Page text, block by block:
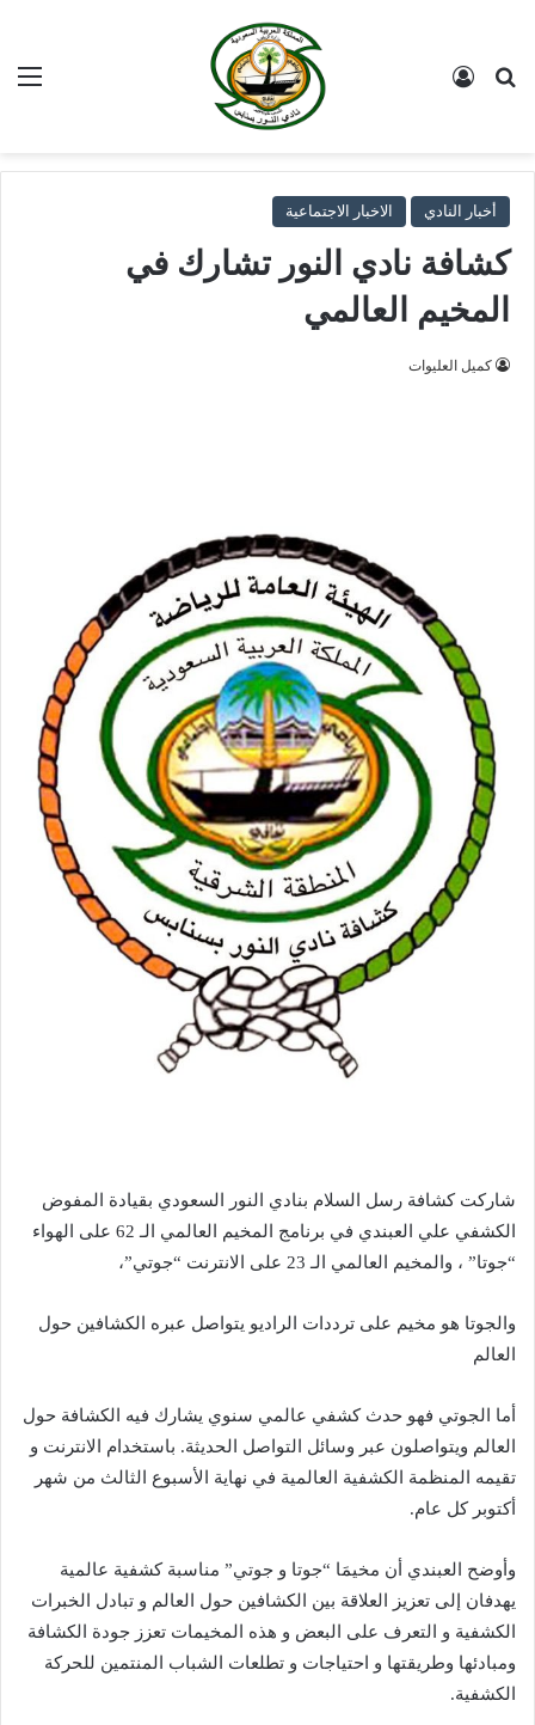
بحث عن
أخبار النادي الاخبار الاجتماعية
كشافة نادي النور تشارك في
المخيم العالمي
كميل العليوات
شاركت كشافة رسل السلام بنادي النور السعودي بقيادة المفوض
الكشفي علي العبندي في برنامج المخيم العالمي الـ 62 على الهواء
“جوتا” ، والمخيم العالمي الـ 23 على الانترنت “جوتي”،
والجوتا هو مخيم على ترددات الراديو يتواصل عبره الكشافين حول
العالم
أما الجوتي فهو حدث كشفي عالمي سنوي يشارك فيه الكشافة حول
العالم ويتواصلون عبر وسائل التواصل الحديثة. باستخدام الانترنت و
تقيمه المنظمة الكشفية العالمية في نهاية الأسبوع الثالث من شهر
أكتوبر كل عام.
وأوضح العبندي أن مخيمَا “جوتا و جوتي” مناسبة كشفية عالمية
يهدفان إلى تعزيز العلاقة بين الكشافين حول العالم و تبادل الخبرات
الكشفية و التعرف على البعض و هذه المخيمات تعزز جودة الكشافة
ومبادئها وطريقتها و احتياجات و تطلعات الشباب المنتمين للحركة
الكشفية.